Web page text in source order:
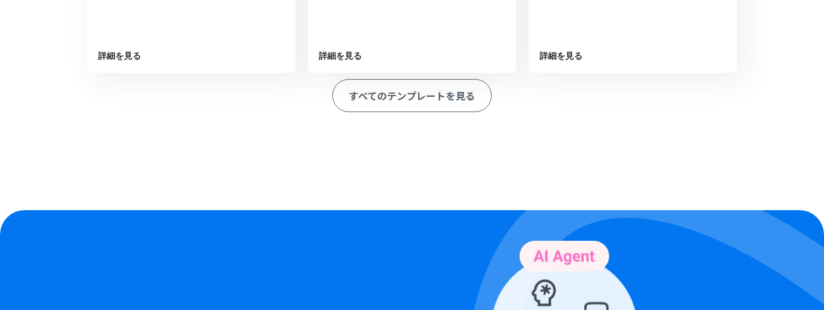
詳細を見る 詳細を見る 詳細を見る
すべてのテンプレートを見る